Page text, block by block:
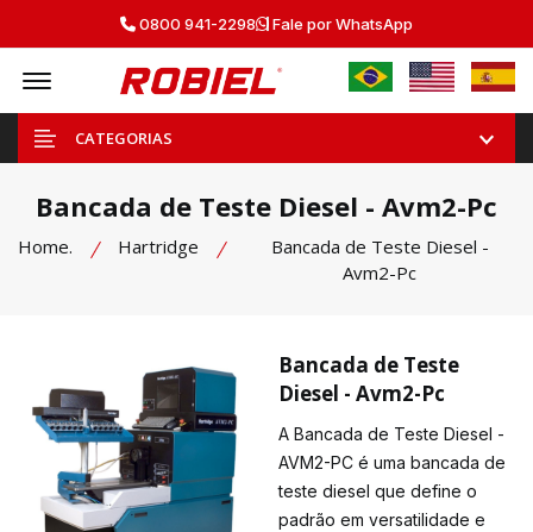
0800 941-2298 Fale por WhatsApp
Offcanvas Menu Open
CATEGORIAS
Bancada de Teste Diesel - Avm2-Pc
Home. Hartridge
Bancada de Teste Diesel -
Avm2-Pc
Bancada de Teste
Diesel - Avm2-Pc
A Bancada de Teste Diesel -
AVM2-PC é uma bancada de
teste diesel que define o
padrão em versatilidade e